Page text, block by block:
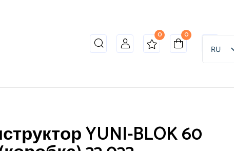
0 0
RU
YUNI-BLOK 60
review “Конструктор YUNI-BLOK 60 шт